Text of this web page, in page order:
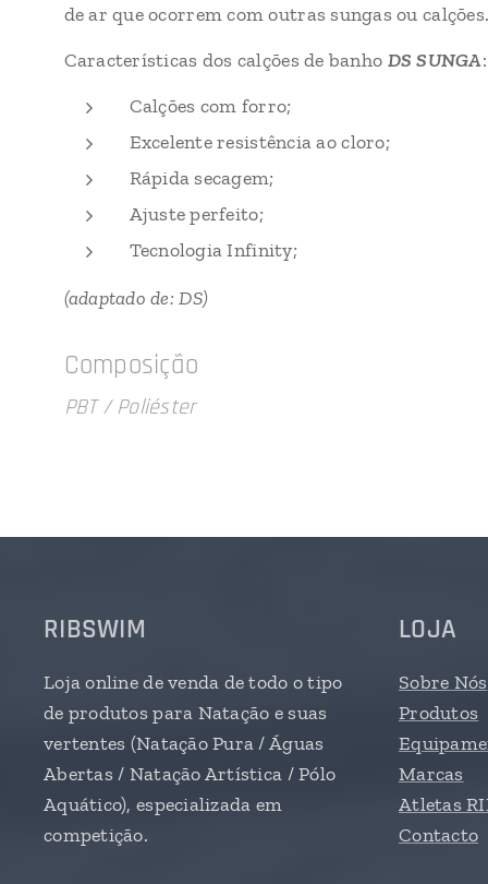
de ar que ocorrem com outras sungas ou calções.
Características dos calções de banho DS SUNGA:
Calções com forro;
Excelente resistência ao cloro;
Rápida secagem;
Ajuste perfeito;
Tecnologia Infinity;
(adaptado de: DS)
Composição
PBT / Poliéster
RIBSWIM
Loja online de venda de todo o tipo
de produtos para Natação e suas
vertentes (Natação Pura / Águas
Abertas / Natação Artística / Pólo
Aquático), especializada em
competição.
LOJA
Sobre Nós
Produtos
Marcas
Atletas
Contacto